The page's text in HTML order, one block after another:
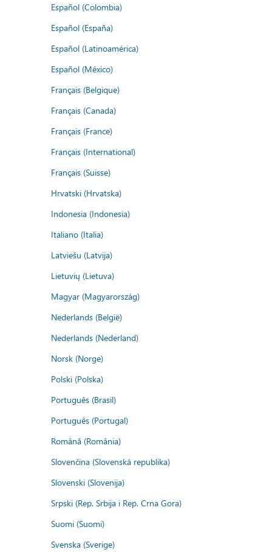
Español (Colombia)
Español (España)
Español (Latinoamérica)
Español (México)
Français (Belgique)
Français (Canada)
Français (France)
Français (International)
Français (Suisse)
Hrvatski (Hrvatska)
Indonesia (Indonesia)
Italiano (Italia)
Latviešu (Latvija)
Lietuvių (Lietuva)
Magyar (Magyarország)
Nederlands (België)
Nederlands (Nederland)
Norsk (Norge)
Polski (Polska)
Português (Brasil)
Português (Portugal)
Română (România)
Slovenčina (Slovenská republika)
Slovenski (Slovenija)
Srpski (Rep. Srbija i Rep. Crna Gora)
Suomi (Suomi)
Svenska (Sverige)